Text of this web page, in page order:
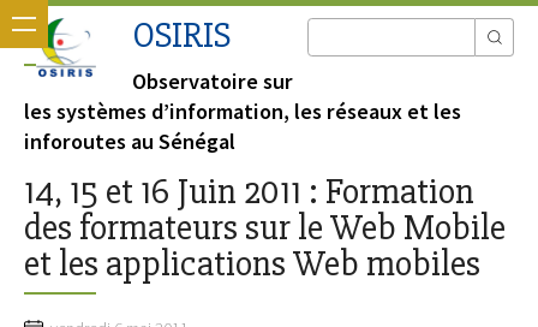
OSIRIS
Observatoire sur
les systèmes d’information, les réseaux et les
inforoutes au Sénégal
14, 15 et 16 Juin 2011 : Formation
des formateurs sur le Web Mobile
et les applications Web mobiles